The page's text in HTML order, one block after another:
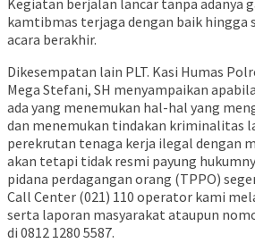
Kegiatan berjalan lancar tanpa adanya
kamtibmas terjaga dengan baik hingga
acara berakhir.
Dikesempatan lain PLT. Kasi Humas
Mega Stefani, SH menyampaikan
ada yang menemukan hal-hal yang
dan menemukan tindakan kriminalitas
perekrutan tenaga kerja ilegal dengan
akan tetapi tidak resmi payung
pidana perdagangan orang (TPPO)
Call Center (021) 110 operator kami
serta laporan masyarakat ataupun
di 0812 1280 5587.